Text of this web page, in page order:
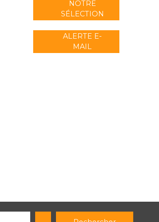
NOTRE
SÉLECTION
ALERTE E-
MAIL